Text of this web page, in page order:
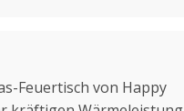
Feuertisch von Happy